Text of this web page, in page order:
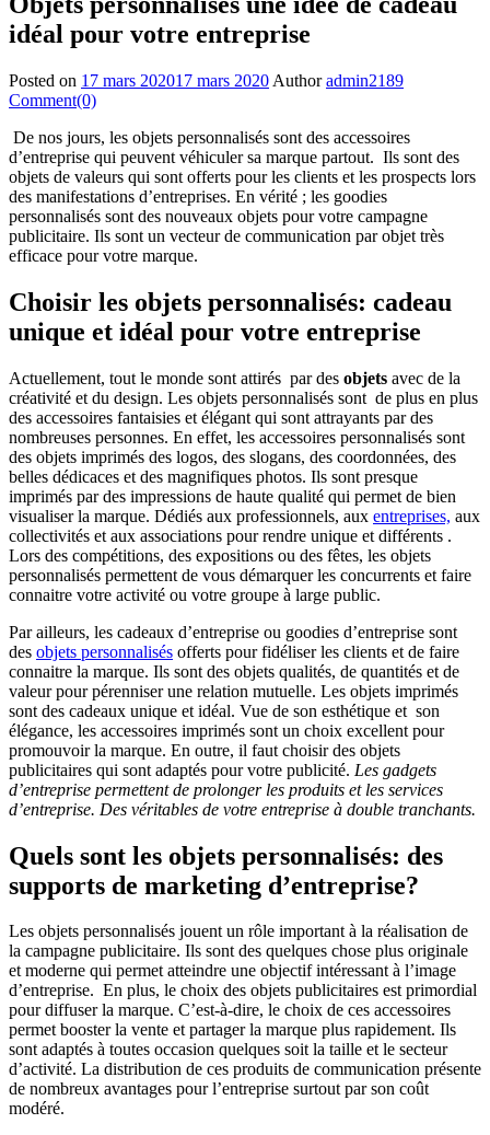
idéal pour votre entreprise
Posted on 17 mars 202017 mars 2020 Author admin2189
Comment(0)
De nos jours, les objets personnalisés sont des accessoires
d’entreprise qui peuvent véhiculer sa marque partout. Ils sont des
objets de valeurs qui sont offerts pour les clients et les prospects lors
des manifestations d’entreprises. En vérité ; les goodies
personnalisés sont des nouveaux objets pour votre campagne
publicitaire. Ils sont un vecteur de communication par objet très
efficace pour votre marque.
Choisir les objets personnalisés: cadeau
unique et idéal pour votre entreprise
Actuellement, tout le monde sont attirés par des objets avec de la
créativité et du design. Les objets personnalisés sont de plus en plus
des accessoires fantaisies et élégant qui sont attrayants par des
nombreuses personnes. En effet, les accessoires personnalisés sont
des objets imprimés des logos, des slogans, des coordonnées, des
belles dédicaces et des magnifiques photos. Ils sont presque
imprimés par des impressions de haute qualité qui permet de bien
visualiser la marque. Dédiés aux professionnels, aux entreprises, aux
collectivités et aux associations pour rendre unique et différents .
Lors des compétitions, des expositions ou des fêtes, les objets
personnalisés permettent de vous démarquer les concurrents et faire
connaitre votre activité ou votre groupe à large public.
Par ailleurs, les cadeaux d’entreprise ou goodies d’entreprise sont
des objets personnalisés offerts pour fidéliser les clients et de faire
connaitre la marque. Ils sont des objets qualités, de quantités et de
valeur pour pérenniser une relation mutuelle. Les objets imprimés
sont des cadeaux unique et idéal. Vue de son esthétique et son
élégance, les accessoires imprimés sont un choix excellent pour
promouvoir la marque. En outre, il faut choisir des objets
publicitaires qui sont adaptés pour votre publicité. Les gadgets
d’entreprise permettent de prolonger les produits et les services
d’entreprise. Des véritables de votre entreprise à double tranchants.
Quels sont les objets personnalisés: des
supports de marketing d’entreprise?
Les objets personnalisés jouent un rôle important à la réalisation de
la campagne publicitaire. Ils sont des quelques chose plus originale
et moderne qui permet atteindre une objectif intéressant à l’image
d’entreprise. En plus, le choix des objets publicitaires est primordial
pour diffuser la marque. C’est-à-dire, le choix de ces accessoires
permet booster la vente et partager la marque plus rapidement. Ils
sont adaptés à toutes occasion quelques soit la taille et le secteur
d’activité. La distribution de ces produits de communication présente
de nombreux avantages pour l’entreprise surtout par son coût
modéré.